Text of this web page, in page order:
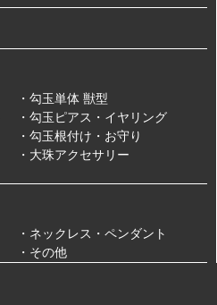
・勾玉単体 獣型
・勾玉ピアス・イヤリング
・勾玉根付け・お守り
・大珠アクセサリー
・ネックレス・ペンダント
・その他